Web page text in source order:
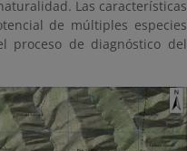
Las características
de múltiples especies
proceso de diagnóstico del